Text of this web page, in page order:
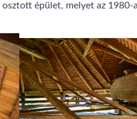
épület, melyet az 1980-